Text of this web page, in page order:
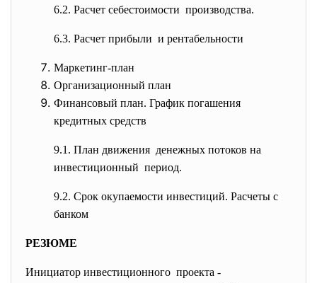
6.2. Расчет себестоимости производства.
6.3. Расчет прибыли и рентабельности
Маркетинг-план
Организационный план
Финансовый план. График погашения
кредитных средств
9.1. План движения денежных потоков на
инвестиционный период.
9.2. Срок окупаемости инвестиций. Расчеты с
банком
РЕЗЮМЕ
Инициатор инвестиционного проекта -